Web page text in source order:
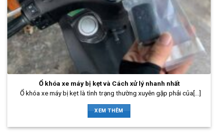
Ổ khóa xe máy bị kẹt và Cách xử lý nhanh nhất
Ổ khóa xe máy bị kẹt là tình trạng thường xuyên gặp phải của[...]
XEM THÊM